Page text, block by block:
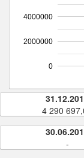
0
2000000
4000000
4 290
-